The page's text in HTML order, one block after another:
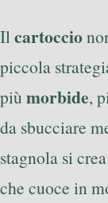
Ilcartoccio
piccola
più morbide,
da sbucciare
stagnola si
che cuoce in